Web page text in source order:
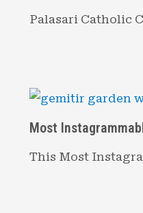
Palasari Catholic
Most
This Most